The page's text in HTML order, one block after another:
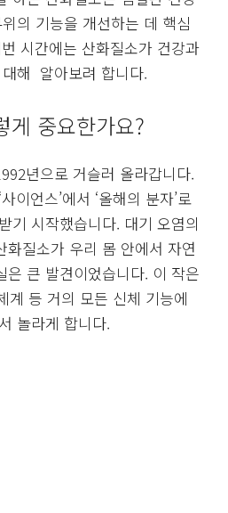
의 기능을 개선하는 데 핵심
시간에는 산화질소가 건강과
해 알아보려 합니다.
게 중요한가요?
년으로 거슬러 올라갑니다.
이언스’에서 ‘올해의 분자’로
기 시작했습니다. 대기 오염의
화질소가 우리 몸 안에서 자연
은 큰 발견이었습니다. 이 작은
계 등 거의 모든 신체 기능에
놀라게 합니다.